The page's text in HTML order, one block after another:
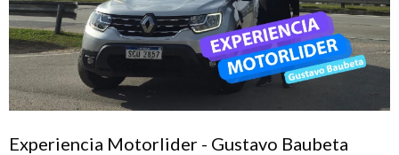
Experiencia Motorlider - Gustavo Baubeta